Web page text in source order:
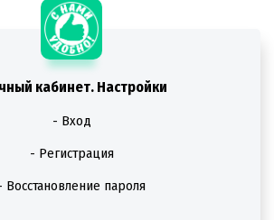
кабинет. Настройки
- Вход
- Регистрация
Восстановление пароля